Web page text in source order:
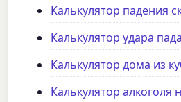
Калькулятор падения
Калькулятор удара
Калькулятор дома из
Калькулятор алкоголя